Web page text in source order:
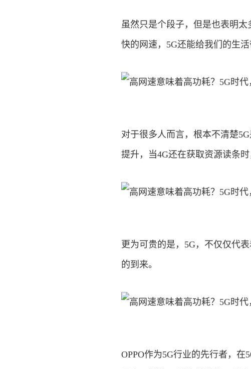
虽然只是个段子，但是也表明
快的网速，5G还能给我们的生活
对于很多人而言，根本不清楚
提升，当4G还在获取资源读条时
更为可贵的是，5G，不仅仅代
的到来。
OPPO作为5G行业的先行者，